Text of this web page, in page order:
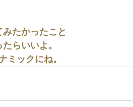
みたかったこと
らいいよ。
ミックにね。